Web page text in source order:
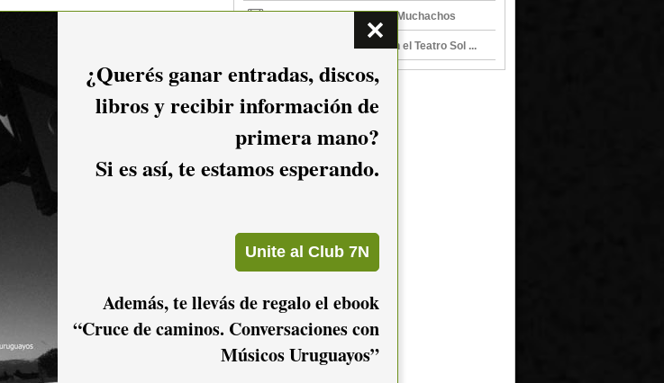
2014
Venteveo, de Buenos Muchachos
Buenos Muchachos en el Teatro Sol ...
¿Querés ganar entradas, discos,
libros y recibir información de
primera mano?
Si es así, te estamos esperando.
Además, te llevás de regalo el ebook
“Cruce de caminos. Conversaciones con
Músicos Uruguayos”